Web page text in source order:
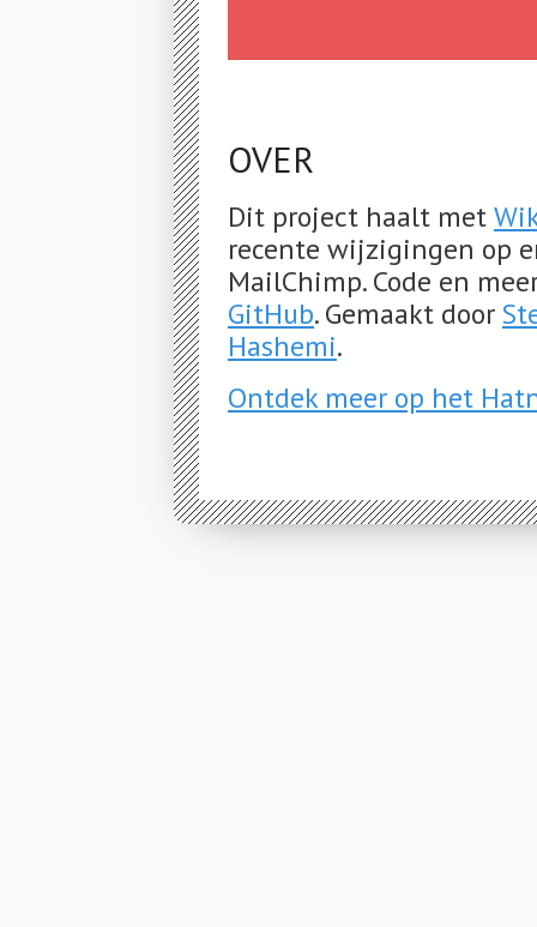
OVER
Dit project haalt met
recente wijzigingen op
MailChimp. Code en
GitHub. Gemaakt door
Hashemi.
Ontdek meer op het